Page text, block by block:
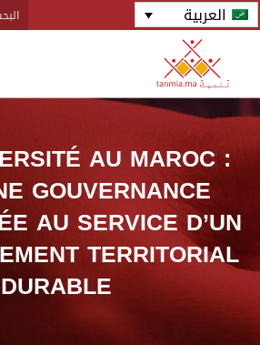
العربية
AU MAROC :
GOUVERNANCE
AU SERVICE D’UN
TERRITORIAL
DURABLE